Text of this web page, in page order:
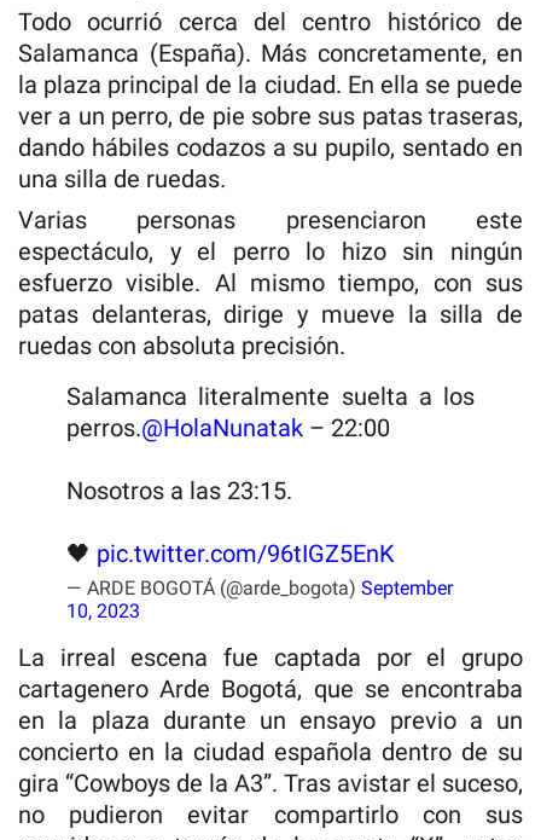
Todo ocurrió cerca del centro histórico de
Salamanca (España). Más concretamente, en
la plaza principal de la ciudad. En ella se puede
ver a un perro, de pie sobre sus patas traseras,
dando hábiles codazos a su pupilo, sentado en
una silla de ruedas.
Varias personas presenciaron este
espectáculo, y el perro lo hizo sin ningún
esfuerzo visible. Al mismo tiempo, con sus
patas delanteras, dirige y mueve la silla de
ruedas con absoluta precisión.
Salamanca literalmente suelta a los
perros.@HolaNunatak – 22:00
Nosotros a las 23:15.
🖤 pic.twitter.com/96tIGZ5EnK
— ARDE BOGOTÁ (@arde_bogota) September
10, 2023
La irreal escena fue captada por el grupo
cartagenero Arde Bogotá, que se encontraba
en la plaza durante un ensayo previo a un
concierto en la ciudad española dentro de su
gira “Cowboys de la A3”. Tras avistar el suceso,
no pudieron evitar compartirlo con sus